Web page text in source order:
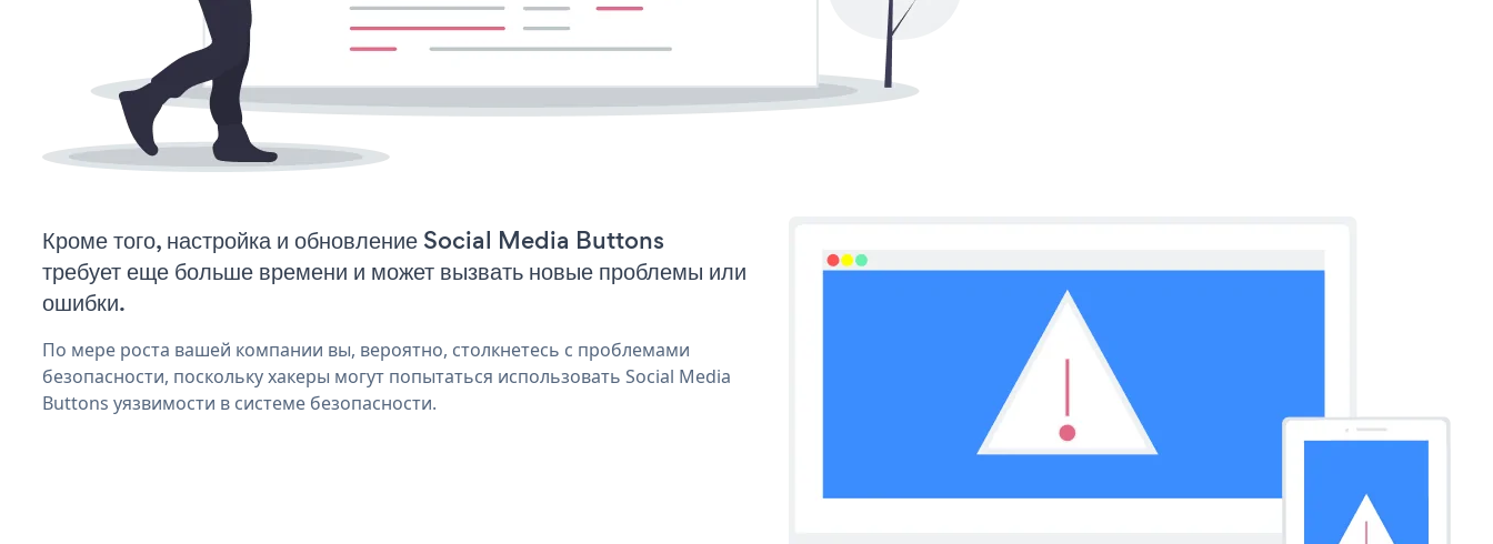
Кроме того, настройка и обновление Social Media Buttons
требует еще больше времени и может вызвать новые проблемы или
ошибки.
По мере роста вашей компании вы, вероятно, столкнетесь с проблемами
безопасности, поскольку хакеры могут попытаться использовать Social Media
Buttons уязвимости в системе безопасности.